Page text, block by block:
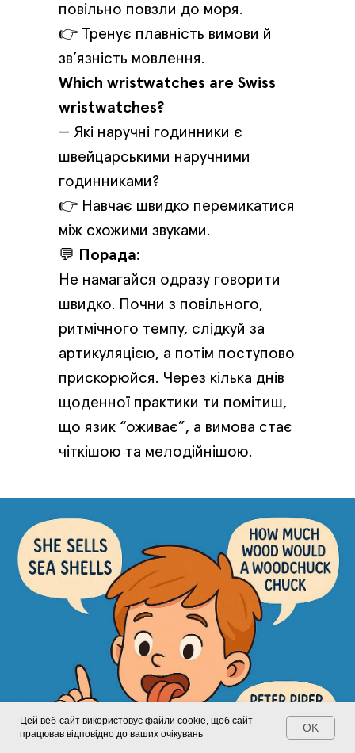
повільно повзли до моря.
👉 Тренує плавність вимови й
зв’язність мовлення.
Which wristwatches are Swiss
wristwatches?
— Які наручні годинники є
швейцарськими наручними
годинниками?
👉 Навчає швидко перемикатися
між схожими звуками.
💬 Порада:
Не намагайся одразу говорити
швидко. Почни з повільного,
ритмічного темпу, слідкуй за
артикуляцією, а потім поступово
прискорюйся. Через кілька днів
щоденної практики ти помітиш,
що язик “оживає”, а вимова стає
чіткішою та мелодійнішою.
Цей веб-сайт використовує файли cookie, щоб сайт
працював відповідно до ваших очікувань
OK